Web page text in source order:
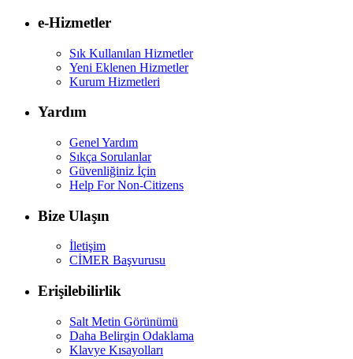
e-Hizmetler
Sık Kullanılan Hizmetler
Yeni Eklenen Hizmetler
Kurum Hizmetleri
Yardım
Genel Yardım
Sıkça Sorulanlar
Güvenliğiniz İçin
Help For Non-Citizens
Bize Ulaşın
İletişim
CİMER Başvurusu
Erişilebilirlik
Salt Metin Görünümü
Daha Belirgin Odaklama
Klavye Kısayolları